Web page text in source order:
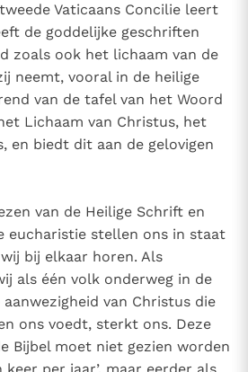
Vaticaans Concilie leert
de goddelijke geschriften
zoals ook het lichaam van de
neemt, vooral in de heilige
van de tafel van het Woord
Lichaam van Christus, het
en biedt dit aan de gelovigen
van de Heilige Schrift en
eucharistie stellen ons in staat
bij elkaar horen. Als
als één volk onderweg in de
aanwezigheid van Christus die
ons voedt, sterkt ons. Deze
Bijbel moet niet gezien worden